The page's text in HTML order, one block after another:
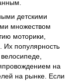
детскими
множеством
моторики,
Их популярность
на
на рынке. Если